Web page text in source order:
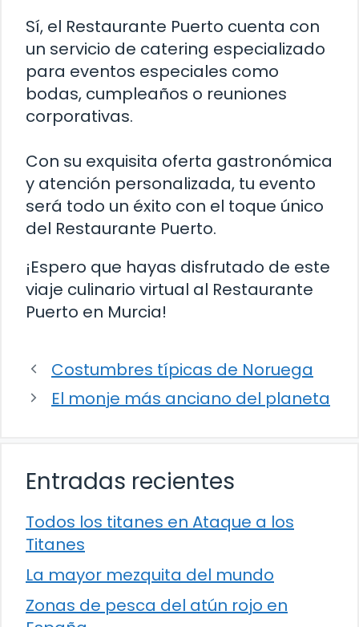
Sí, el Restaurante Puerto cuenta con
un servicio de catering especializado
para eventos especiales como
bodas, cumpleaños o reuniones
corporativas.
Con su exquisita oferta gastronómica
y atención personalizada, tu evento
será todo un éxito con el toque único
del Restaurante Puerto.
¡Espero que hayas disfrutado de este
viaje culinario virtual al Restaurante
Puerto en Murcia!
Costumbres típicas de Noruega
El monje más anciano del planeta
Entradas recientes
Todos los titanes en Ataque a los
Titanes
La mayor mezquita del mundo
Zonas de pesca del atún rojo en